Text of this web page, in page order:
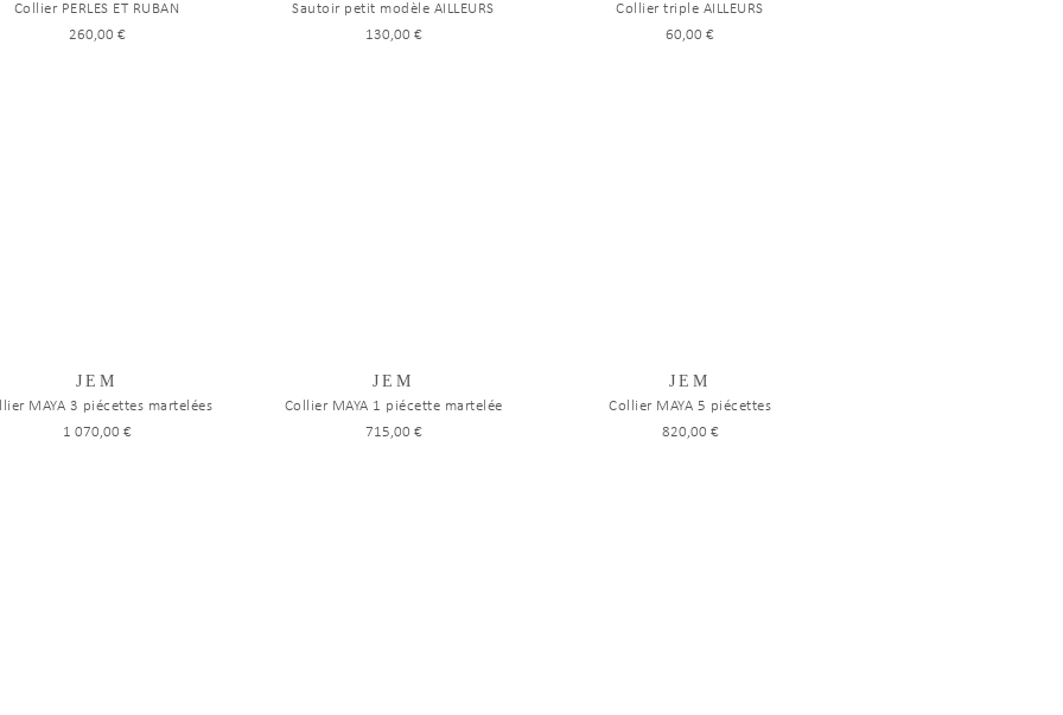
Collier PERLES ET RUBAN
260,00 €
Sautoir petit modèle AILLEURS
130,00 €
Collier triple AILLEURS
60,00 €
JEM
MAYA 3 piécettes martelées
1 070,00 €
JEM
Collier MAYA 1 piécette martelée
715,00 €
JEM
Collier MAYA 5 piécettes
820,00 €